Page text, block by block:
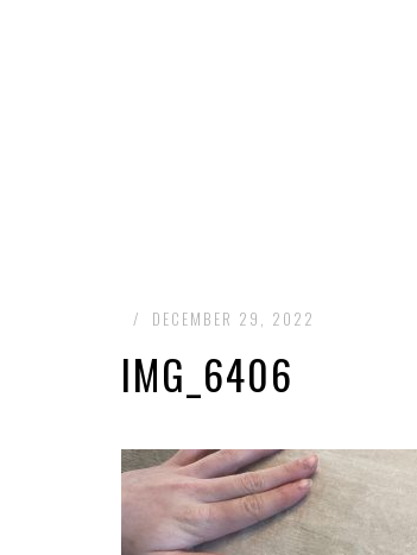
/ DECEMBER 29, 2022
IMG_6406